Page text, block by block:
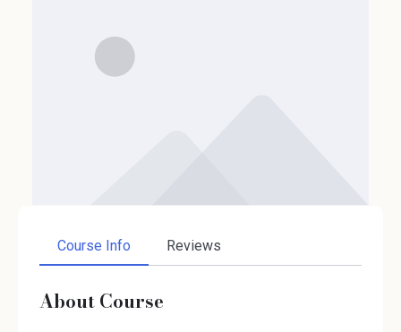
Course Info Reviews
About Course